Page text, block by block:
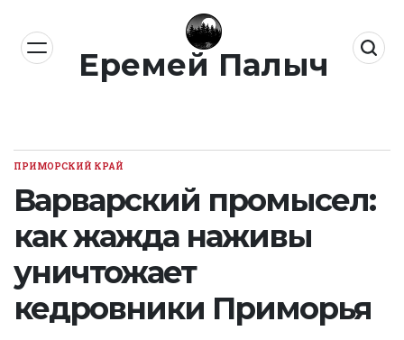
содержимомуЕремей Палыч
ОПУБЛИКОВАНО
ПРИМОРСКИЙ КРАЙ
Варварский промысел:
как жажда наживы
уничтожает
кедровники Приморья